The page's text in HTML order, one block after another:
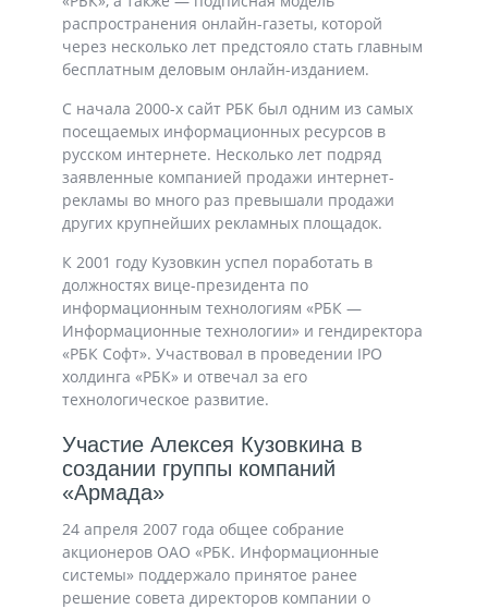
распространения онлайн-газеты, которой
через несколько лет предстояло стать главным
бесплатным деловым онлайн-изданием.
С начала 2000-х сайт РБК был одним из самых
посещаемых информационных ресурсов в
русском интернете. Несколько лет подряд
заявленные компанией продажи интернет-
рекламы во много раз превышали продажи
других крупнейших рекламных площадок.
К 2001 году Кузовкин успел поработать в
должностях вице-президента по
информационным технологиям «РБК —
Информационные технологии» и гендиректора
«РБК Софт». Участвовал в проведении IPO
холдинга «РБК» и отвечал за его
технологическое развитие.
Участие Алексея Кузовкина в
создании группы компаний
«Армада»
24 апреля 2007 года общее собрание
акционеров ОАО «РБК. Информационные
системы» поддержало принятое ранее
решение совета директоров компании о